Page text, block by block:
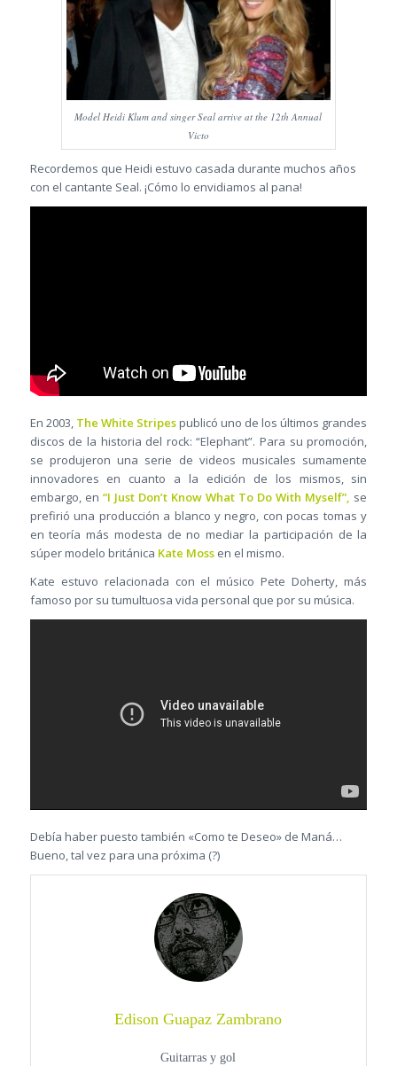
Model Heidi Klum and singer Seal arrive at the 12th Annual
Victo
Recordemos que Heidi estuvo casada durante muchos años
con el cantante Seal. ¡Cómo lo envidiamos al pana!
En 2003, The White Stripespublicó uno de los últimos grandes
discos de la historia del rock: “Elephant”. Para su promoción,
se produjeron una serie de videos musicales sumamente
innovadores en cuanto a la edición de los mismos, sin
embargo, en “I Just Don’t Know What To Do With Myself”, se
prefirió una producción a blanco y negro, con pocas tomas y
en teoría más modesta de no mediar la participación de la
súper modelo británica Kate Mossen el mismo.
Kate estuvo relacionada con el músico Pete Doherty, más
famoso por su tumultuosa vida personal que por su música.
Debía haber puesto también «Como te Deseo» de Maná…
Bueno, tal vez para una próxima (?)
Edison Guapaz Zambrano
Guitarras y gol